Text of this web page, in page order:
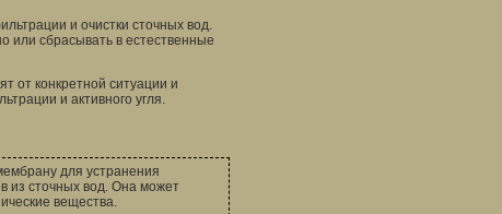
и очистки сточных вод.
сбрасывать в естественные
от конкретной ситуации и
и активного угля.
для устранения
из сточных вод. Она может
вещества.